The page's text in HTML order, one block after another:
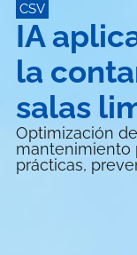
CSV
IA
la
salas
Optimización
mantenimiento
prácticas,